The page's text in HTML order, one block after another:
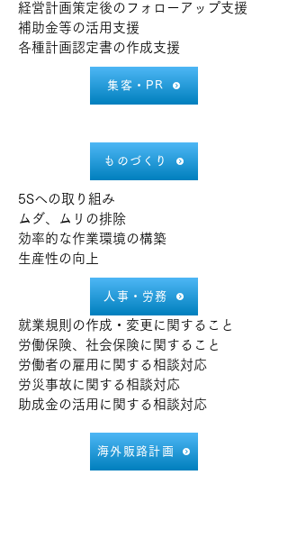
経営計画策定後のフォローアップ支援
補助金等の活用支援
各種計画認定書の作成支援
集客・PR
ものづくり
5Sへの取り組み
ムダ、ムリの排除
効率的な作業環境の構築
生産性の向上
人事・労務
就業規則の作成・変更に関すること
労働保険、社会保険に関すること
労働者の雇用に関する相談対応
労災事故に関する相談対応
助成金の活用に関する相談対応
海外販路計画